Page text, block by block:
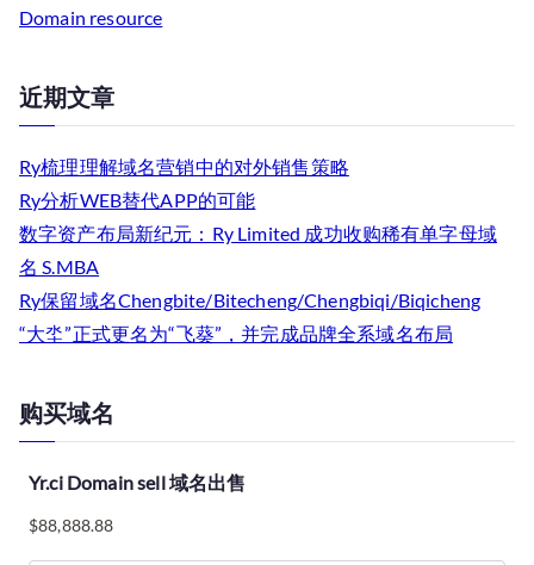
Domain resource
近期文章
Ry梳理理解域名营销中的对外销售策略
Ry分析WEB替代APP的可能
数字资产布局新纪元：Ry Limited 成功收购稀有单字母域
名 S.MBA
Ry保留域名Chengbite/Bitecheng/Chengbiqi/Biqicheng
“大坔”正式更名为“飞葵”，并完成品牌全系域名布局
购买域名
Yr.ci Domain sell 域名出售
$88,888.88